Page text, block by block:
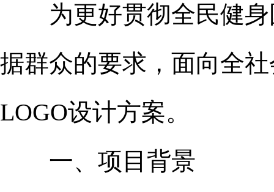
为更好贯彻全民健
据群众的要求，面向全
LOGO设计方案。
一、项目背景